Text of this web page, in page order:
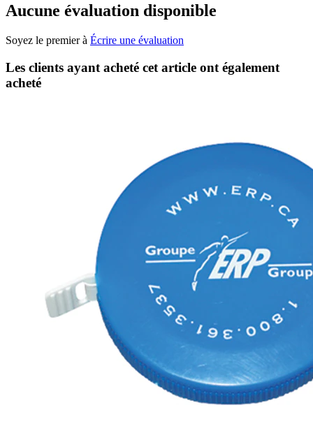
Aucune évaluation disponible
Soyez le premier à Écrire une évaluation
Les clients ayant acheté cet article ont également
acheté